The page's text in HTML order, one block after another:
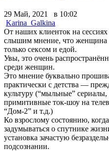
29 Май, 2021 в 10:02
Karina_Galkina
От наших клиенток на сессиях
слышим мнение, что женщина
только сексом и едой.
Увы, это очень
среди женщин.
Это мнение буквально
практически с детства —
культуру (“мыльные”
примитивные ток-шоу на
“Дом-2” и т.д.)
Ко взрослому состоянию,
задумываться о спутнике
установка зачастую
подсознании.